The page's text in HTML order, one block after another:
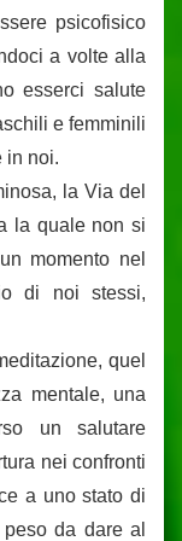
psicofisico
a volte alla
esserci salute
e femminili
in noi.
la Via del
la quale non si
momento nel
di noi stessi,
quel
mentale, una
un salutare
nei confronti
a uno stato di
da dare al